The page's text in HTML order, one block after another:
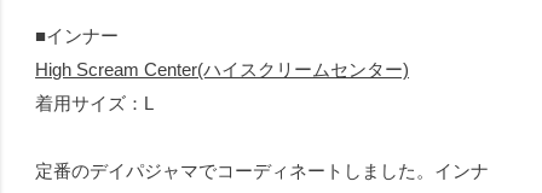
■インナー
High Scream Center(ハイスクリームセンター)
着用サイズ：L
定番のデイパジャマでコーディネートしました。インナ